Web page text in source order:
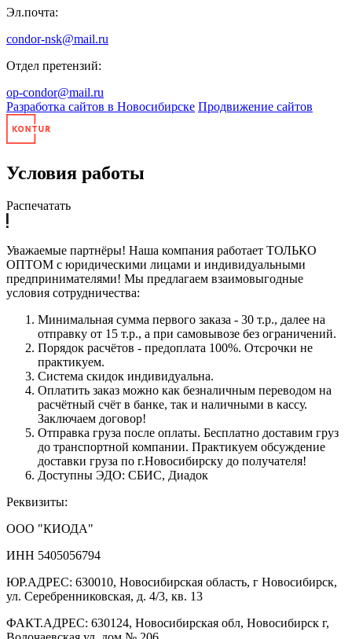
Эл.почта:
condor-nsk@mail.ru
Отдел претензий:
op-condor@mail.ru
Разработка сайтов в Новосибирске Продвижение сайтов
Условия работы
Распечатать
Уважаемые партнёры! Наша компания работает ТОЛЬКО
ОПТОМ с юридическими лицами и индивидуальными
предпринимателями! Мы предлагаем взаимовыгодные
условия сотрудничества:
Минимальная сумма первого заказа - 30 т.р., далее на
отправку от 15 т.р., а при самовывозе без ограничений.
Порядок расчётов - предоплата 100%. Отсрочки не
практикуем.
Система скидок индивидуальна.
Оплатить заказ можно как безналичным переводом на
расчётный счёт в банке, так и наличными в кассу.
Заключаем договор!
Отправка груза после оплаты. Бесплатно доставим груз
до транспортной компании. Практикуем обсуждение
доставки груза по г.Новосибирску до получателя!
Доступны ЭДО: СБИС, Диадок
Реквизиты:
ООО "КИОДА"
ИНН 5405056794
ЮР.АДРЕС: 630010, Новосибирская область, г Новосибирск,
ул. Серебренниковская, д. 4/3, кв. 13
ФАКТ.АДРЕС: 630124, Новосибирская обл, Новосибирск г,